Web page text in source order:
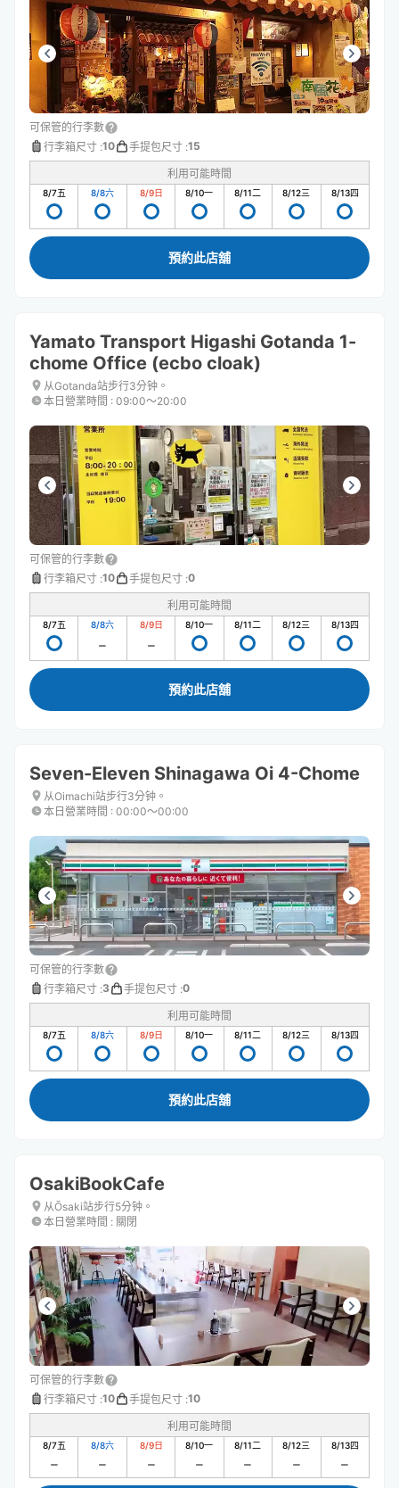
可保管的行李數
行李箱尺寸 :10 手提包尺寸 :15
利用可能時間
8/7五 8/8六 8/9日 8/10一 8/11二 8/12三 8/13四
預約此店舖
Yamato Transport Higashi Gotanda 1-
chome Office (ecbo cloak)
从Gotanda站步行3分钟。
本日營業時間 : 09:00〜20:00
可保管的行李數
行李箱尺寸 :10 手提包尺寸 :0
利用可能時間
8/7五 8/8六 8/9日 8/10一 8/11二 8/12三 8/13四
預約此店舖
Seven-Eleven Shinagawa Oi 4-Chome
从Oimachi站步行3分钟。
本日營業時間 : 00:00〜00:00
可保管的行李數
行李箱尺寸 :3 手提包尺寸 :0
利用可能時間
8/7五 8/8六 8/9日 8/10一 8/11二 8/12三 8/13四
預約此店舖
OsakiBookCafe
从Ōsaki站步行5分钟。
本日營業時間 : 關閉
可保管的行李數
行李箱尺寸 :10 手提包尺寸 :10
利用可能時間
8/7五 8/8六 8/9日 8/10一 8/11二 8/12三 8/13四